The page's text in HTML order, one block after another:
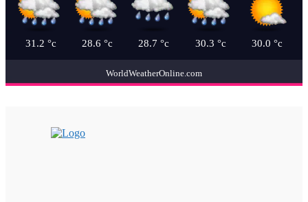
31.2 °c 28.6 °c 28.7 °c 30.3 °c 30.0 °c
WorldWeatherOnline.com